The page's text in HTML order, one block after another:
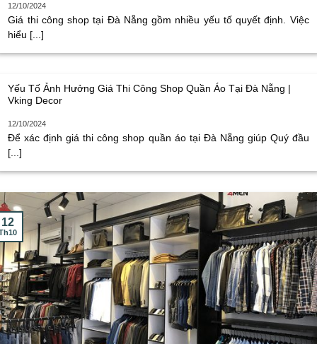
12/10/2024
Giá thi công shop tại Đà Nẵng gồm nhiều yếu tố quyết định. Việc
hiểu [...]
Yếu Tố Ảnh Hưởng Giá Thi Công Shop Quần Áo Tại Đà Nẵng |
Vking Decor
12/10/2024
Để xác định giá thi công shop quần áo tại Đà Nẵng giúp Quý đầu
[...]
12